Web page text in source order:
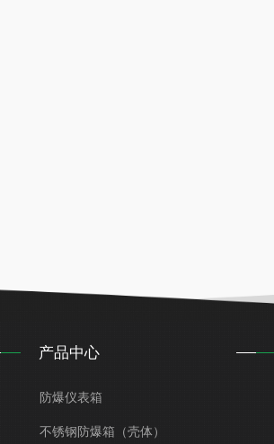
产品中心
防爆仪表箱
不锈钢防爆箱（壳体）